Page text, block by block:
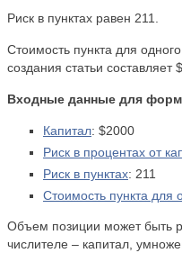
Риск в пунктах равен 211.
Стоимость пункта для
создания статьи составляет
Входные данные для
Капитал: $2000
Риск в процентах от
Риск в пунктах: 211
Стоимость пункта для
Объем позиции может быть
числителе – капитал,